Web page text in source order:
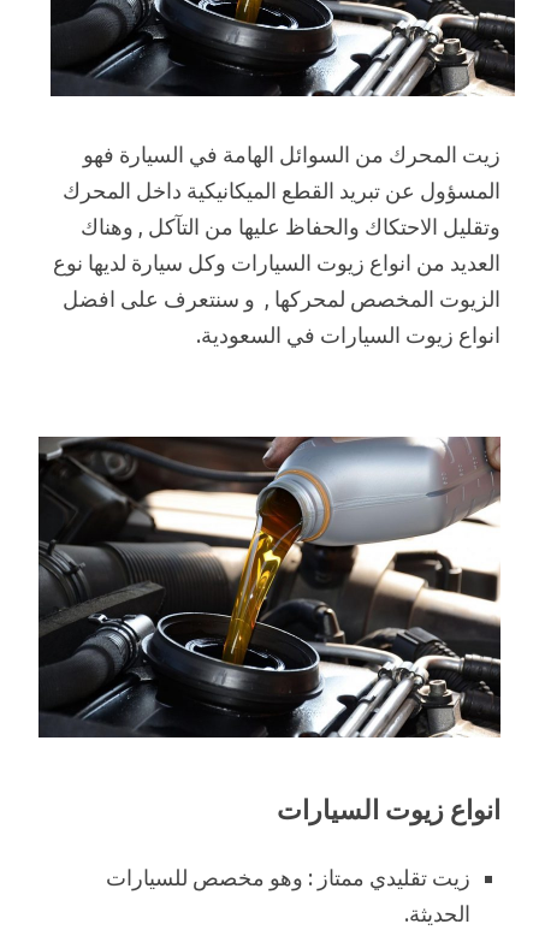
زيت المحرك من السوائل الهامة في السيارة فهو
المسؤول عن تبريد القطع الميكانيكية داخل المحرك
وتقليل الاحتكاك والحفاظ عليها من التآكل , وهناك
العديد من انواع زيوت السيارات وكل سيارة لديها نوع
الزيوت المخصص لمحركها , و سنتعرف على افضل
انواع زيوت السيارات في السعودية.
انواع زيوت السيارات
زيت تقليدي ممتاز : وهو مخصص للسيارات
الحديثة.